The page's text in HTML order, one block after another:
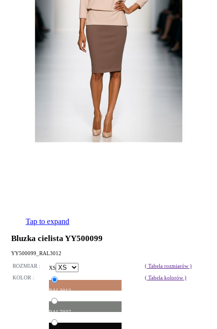
Tap to expand
Bluzka cielista YY500099
YY500099_RAL3012
ROZMIAR : XS
( Tabela rozmiarów )
KOLOR :
RAL3012
RAL7037
( Tabela kolorów )